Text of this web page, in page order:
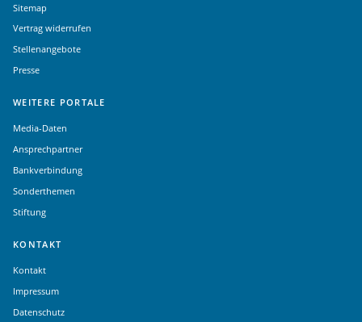
Sitemap
Vertrag widerrufen
Stellenangebote
Presse
WEITERE PORTALE
Media-Daten
Ansprechpartner
Bankverbindung
Sonderthemen
Stiftung
KONTAKT
Kontakt
Impressum
Datenschutz